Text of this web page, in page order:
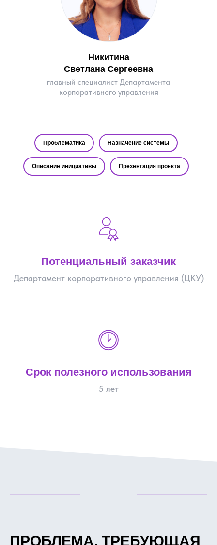
Никитина
Светлана Сергеевна
главный специалист Департамента
корпоративного управления
Проблематика Назначение системы
Описание инициативы Презентация проекта
Потенциальный заказчик
Департамент корпоративного управления (ЦКУ)
Срок полезного использования
5 лет
ПРОБЛЕМА, ТРЕБУЮЩАЯ